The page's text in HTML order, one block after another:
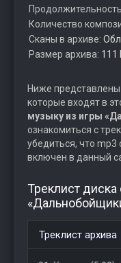
Количество
Сканы в архиве:
Размер архива: 111
Ниже
которые входят в
музыку из игры
ознакомиться с
убедиться, что
включен в данный
Треклист
Треклист архива